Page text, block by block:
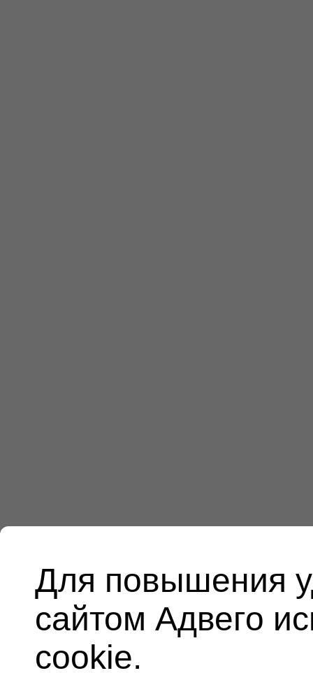
Для повышения
сайтом Адвего
cookie.